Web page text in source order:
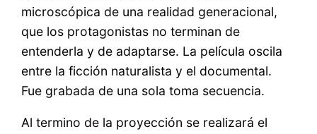
microscópica de una realidad generacional,
que los protagonistas no terminan de
entenderla y de adaptarse. La película oscila
entre la ficción naturalista y el documental.
Fue grabada de una sola toma secuencia.
Al termino de la proyección se realizará el